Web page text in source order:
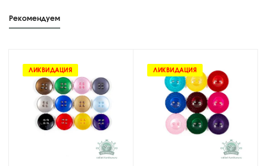
Рекомендуем
ЛИКВИДАЦИЯ ЛИКВИДАЦИЯ